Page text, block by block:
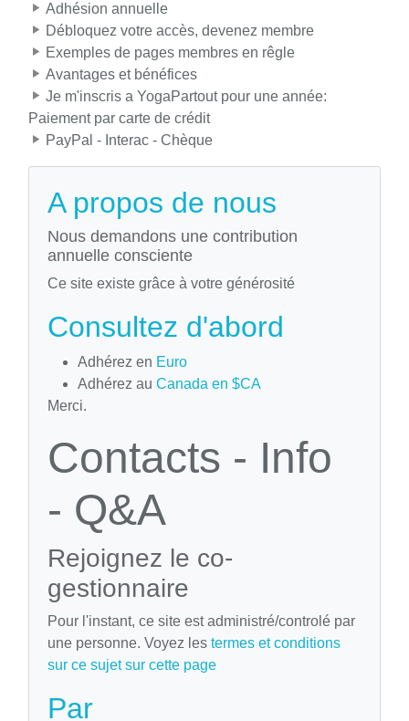
Adhésion annuelle
Débloquez votre accès, devenez membre
Exemples de pages membres en rêgle
Avantages et bénéfices
Je m'inscris a YogaPartout pour une année:
Paiement par carte de crédit
PayPal - Interac - Chèque
A propos de nous
Nous demandons une contribution
annuelle consciente
Ce site existe grâce à votre générosité
Consultez d'abord
Adhérez en Euro
Adhérez au Canada en $CA
Merci.
Contacts - Info
- Q&A
Rejoignez le co-
gestionnaire
Pour l'instant, ce site est administré/controlé par
une personne. Voyez les termes et conditions
sur ce sujet sur cette page
Par